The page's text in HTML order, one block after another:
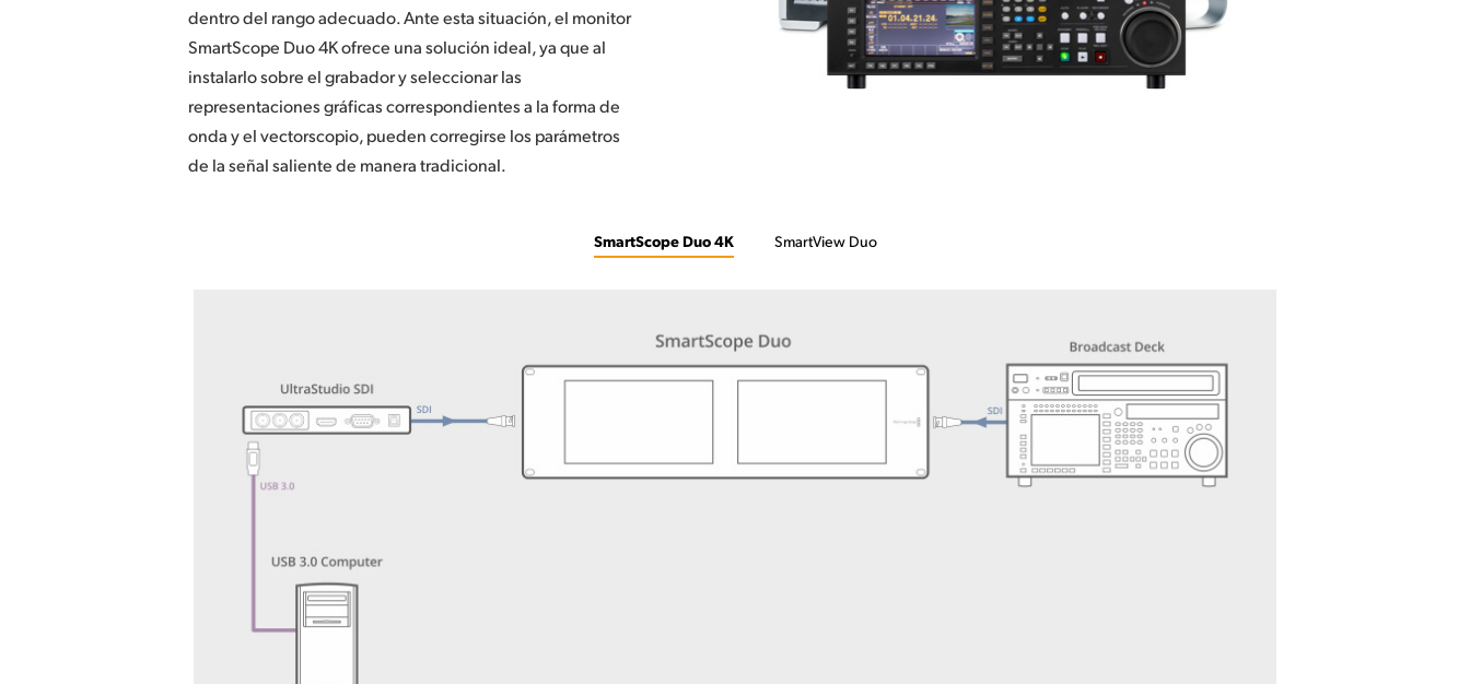
dentro del rango adecuado. Ante esta situación, el monitor
SmartScope Duo 4K ofrece una solución ideal, ya que al
instalarlo sobre el grabador y seleccionar las
representaciones gráficas correspondientes a la forma de
onda y el vectorscopio, pueden corregirse los parámetros
de la señal saliente de manera tradicional.
SmartScope Duo 4K SmartView Duo